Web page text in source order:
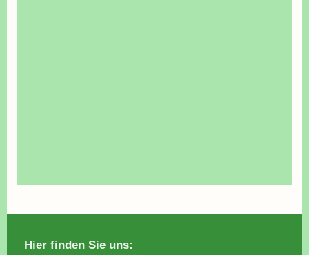
Hier finden Sie uns: